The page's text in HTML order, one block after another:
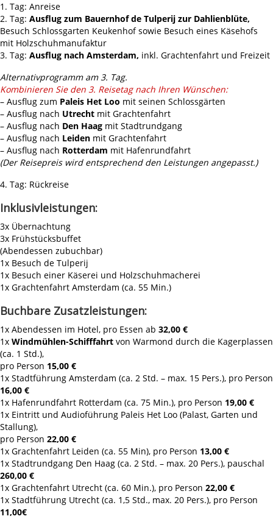
1. Tag: Anreise
2. Tag: Ausflug zum Bauernhof de Tulperij zur Dahlienblüte,
Besuch Schlossgarten Keukenhof sowie Besuch eines Käsehofs
mit Holzschuhmanufaktur
3. Tag: Ausflug nach Amsterdam, inkl. Grachtenfahrt und Freizeit
Alternativprogramm am 3. Tag.
Kombinieren Sie den 3. Reisetag nach Ihren Wünschen:
– Ausflug zum Paleis Het Loo mit seinen Schlossgärten
– Ausflug nach Utrecht mit Grachtenfahrt
– Ausflug nach Den Haag mit Stadtrundgang
– Ausflug nach Leiden mit Grachtenfahrt
– Ausflug nach Rotterdam mit Hafenrundfahrt
(Der Reisepreis wird entsprechend den Leistungen angepasst.)
4. Tag: Rückreise
Inklusivleistungen:
3x Übernachtung
3x Frühstücksbuffet
(Abendessen zubuchbar)
1x Besuch de Tulperij
1x Besuch einer Käserei und Holzschuhmacherei
1x Grachtenfahrt Amsterdam (ca. 55 Min.)
Buchbare Zusatzleistungen:
1x Abendessen im Hotel, pro Essen ab 32,00 €
1x Windmühlen-Schifffahrt von Warmond durch die Kagerplassen
(ca. 1 Std.),
pro Person 15,00 €
1x Stadtführung Amsterdam (ca. 2 Std. – max. 15 Pers.), pro Person
16,00 €
1x Hafenrundfahrt Rotterdam (ca. 75 Min.), pro Person 19,00 €
1x Eintritt und Audioführung Paleis Het Loo (Palast, Garten und
Stallung),
pro Person 22,00 €
1x Grachtenfahrt Leiden (ca. 55 Min), pro Person 13,00 €
1x Stadtrundgang Den Haag (ca. 2 Std. – max. 20 Pers.), pauschal
260,00 €
1x Grachtenfahrt Utrecht (ca. 60 Min.), pro Person 22,00 €
1x Stadtführung Utrecht (ca. 1,5 Std., max. 20 Pers.), pro Person
11,00€